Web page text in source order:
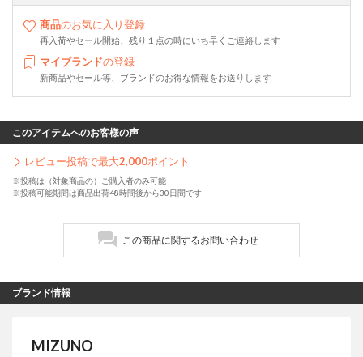
商品のお気に入り登録
再入荷やセール開始、残り１点の時にいち早くご連絡します
マイブランドの登録
新商品やセール等、ブランドのお得な情報をお送りします
このアイテムへのお客様の声
レビュー投稿で最大2,000ポイント
※投稿は（対象商品の）ご購入者のみ可能
※投稿可能期間は商品出荷48時間後から30日間です
この商品に関するお問い合わせ
ブランド情報
MIZUNO